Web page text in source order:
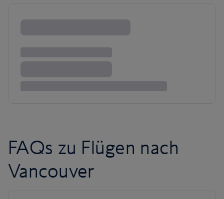
FAQs zu Flügen nach
Vancouver